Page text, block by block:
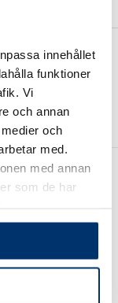
innehållet
funktioner
Vi
och annan
och
med.
med annan
som de har